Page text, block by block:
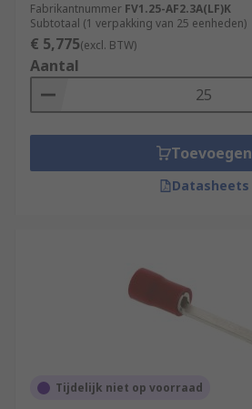
Fabrikantnummer FV1.25-AF2.3A(LF)K
Subtotaal (1 verpakking van 25 eenheden)
€ 5,775(excl. BTW)
Aantal
Toevoegen
Datasheets
Tijdelijk niet op voorraad